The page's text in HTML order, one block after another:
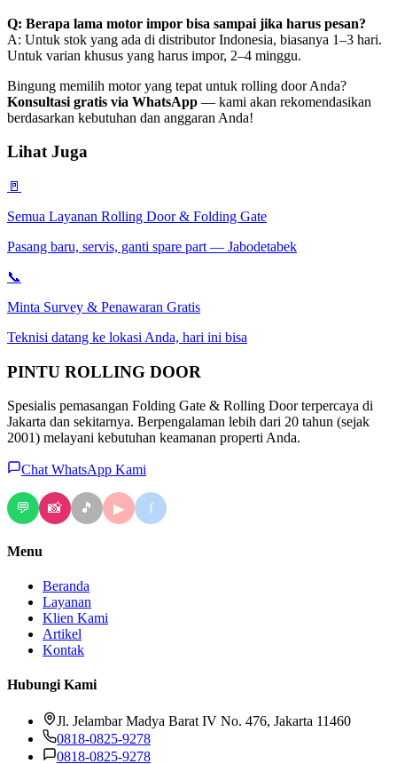
Q: Berapa lama motor impor bisa sampai jika harus pesan?
A: Untuk stok yang ada di distributor Indonesia, biasanya 1–3 hari.
Untuk varian khusus yang harus impor, 2–4 minggu.
Bingung memilih motor yang tepat untuk rolling door Anda?
Konsultasi gratis via WhatsApp — kami akan rekomendasikan
berdasarkan kebutuhan dan anggaran Anda!
Lihat Juga
🚪
Semua Layanan Rolling Door & Folding Gate
Pasang baru, servis, ganti spare part — Jabodetabek
📞
Minta Survey & Penawaran Gratis
Teknisi datang ke lokasi Anda, hari ini bisa
PINTU ROLLING DOOR
Spesialis pemasangan Folding Gate & Rolling Door terpercaya di
Jakarta dan sekitarnya. Berpengalaman lebih dari 20 tahun (sejak
2001) melayani kebutuhan keamanan properti Anda.
Chat WhatsApp Kami
💬 📸 🎵 ▶ f
Menu
Beranda
Layanan
Klien Kami
Artikel
Kontak
Hubungi Kami
Jl. Jelambar Madya Barat IV No. 476, Jakarta 11460
0818-0825-9278
0818-0825-9278